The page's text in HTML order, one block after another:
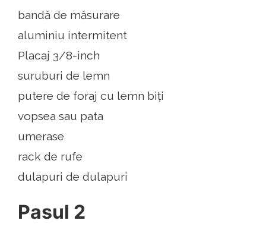
bandă de măsurare
aluminiu intermitent
Placaj 3/8-inch
suruburi de lemn
putere de foraj cu lemn biți
vopsea sau pata
umerase
rack de rufe
dulapuri de dulapuri
Pasul 2